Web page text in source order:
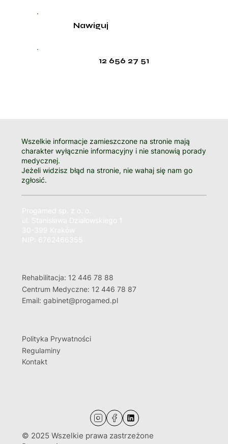
12 656 27 51
Nawiguj
Wszelkie informacje zamieszczone na stronie mają
charakter wyłącznie informacyjny i nie stanowią porady
medycznej.
Jeżeli widzisz błąd na stronie, nie wahaj się nam go
zgłosić.
Rehabilitacja: 12 446 78 88
Centrum Medyczne: 12 446 78 87
Email: gabinet@progamed.pl
© 2025 Wszelkie prawa zastrzeżone
Polityka Prywatności
Regulaminy
Kontakt